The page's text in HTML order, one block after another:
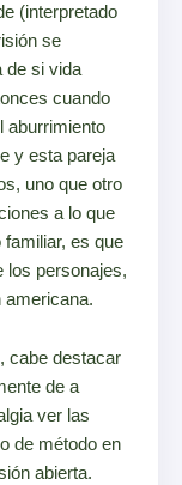
(interpretado
se
de si vida
cuando
aburrimiento
y esta pareja
uno que otro
a lo que
es que
los personajes,
americana.
cabe destacar
de a
ver las
de método en
abierta.